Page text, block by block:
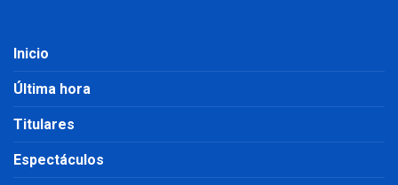
Inicio
Última hora
Titulares
Espectáculos